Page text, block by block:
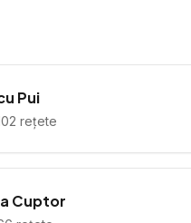
Pui
rețete
Cuptor